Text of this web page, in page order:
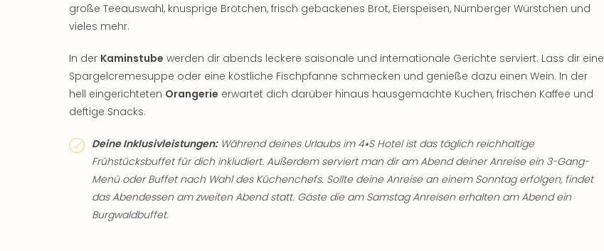
große Teeauswahl, knusprige Brötchen, frisch gebackenes Brot, Eierspeisen, Nürnberger Würstchen und
vieles mehr.
In der Kaminstube werden dir abends leckere saisonale und internationale Gerichte serviert. Lass dir eine
Spargelcremesuppe oder eine köstliche Fischpfanne schmecken und genieße dazu einen Wein. In der
hell eingerichteten Orangerie erwartet dich darüber hinaus hausgemachte Kuchen, frischen Kaffee und
deftige Snacks.
Deine Inklusivleistungen:Während deines Urlaubs im 4⭑S Hotel ist das täglich reichhaltige
Frühstücksbuffet für dich inkludiert. Außerdem serviert man dir am Abend deiner Anreise ein 3-Gang-
Menü oder Buffet nach Wahl des Küchenchefs. Sollte deine Anreise an einem Sonntag erfolgen, findet
das Abendessen am zweiten Abend statt. Gäste die am Samstag Anreisen erhalten am Abend ein
Burgwaldbuffet.